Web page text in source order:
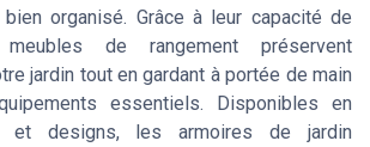
organisé. Grâce à leur capacité de
de rangement préservent
jardin tout en gardant à portée de main
essentiels. Disponibles en
et designs, les armoires de jardin